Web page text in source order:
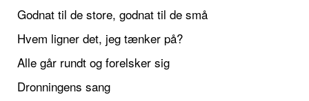
Godnat til de store, godnat til de små
Hvem ligner det, jeg tænker på?
Alle går rundt og forelsker sig
Dronningens sang